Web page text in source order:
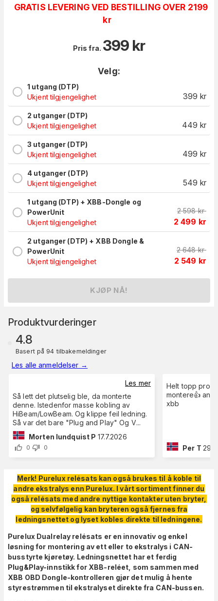
GRATIS LEVERING VED BESTILLING OVER 2199
kr
Pris fra. 399 kr
Velg:
1 utgang (DTP)
Ukjent tilgjengelighet
399 kr
2 utganger (DTP)
Ukjent tilgjengelighet
449 kr
3 utganger (DTP)
Ukjent tilgjengelighet
499 kr
4 utganger (DTP)
Ukjent tilgjengelighet
549 kr
1 utgang (DTP) + XBB-Dongle og
PowerUnit
Ukjent tilgjengelighet
2 598 kr
2 499 kr
2 utganger (DTP) + XBB Dongle &
PowerUnit
Ukjent tilgjengelighet
2 648 kr
2 549 kr
KJØP NÅ!
Produktvurderinger
4.8
Basert på 94 tilbakemeldinger
Les alle anmeldelser →
Les mer
Så lett det plutselig ble, da monterte
denne. Istedenfor masse kobling av
HiBeam/LowBeam. Og klippe feil ledning.
Så var det bare "Plug and Play" Og V...
Morten lundquist P 17.7.2026
0 0
Helt topp
montere👍
xbb
Per T
Merk! Purelux relésats kan også brukes til å koble til
andre ekstralys enn Purelux. I vårt sortiment finner du
også relésats med andre nyttige kontakter uten bryter,
og selvfølgelig kan bryteren også fjernes fra
ledningsnettet og lyset kobles direkte til ledningene.
Purelux Dualrelay relésats er en innovativ og enkel
løsning for montering av ett eller to ekstralys i CAN-
busstyrte kjøretøy. Ledningsnettet har et ferdig
Plug&Play-innstikk for XBB-reléet, som sammen med
XBB OBD Dongle-kontrolleren gjør det mulig å hente
styrestrømmen til ekstralyset direkte fra CAN-bussen.